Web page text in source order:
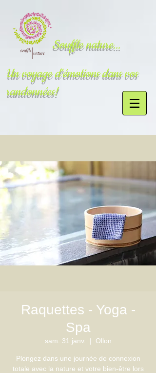
Souffle nature...
Un voyage d'émotions dans vos
randonnées!
Raquettes - Yoga -
Spa
sam. 31 janv.
  |
Ollon
Plongez dans une journée de connexion
totale avec la nature et votre bien-être lors